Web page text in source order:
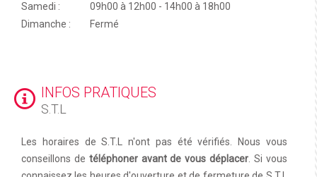
Samedi :
09h00 à 12h00 - 14h00 à 18h00
Dimanche :
Fermé
INFOS PRATIQUES
S.T.L
Les horaires de S.T.L n'ont pas été vérifiés. Nous vous
conseillons de téléphoner avant de vous déplacer. Si vous